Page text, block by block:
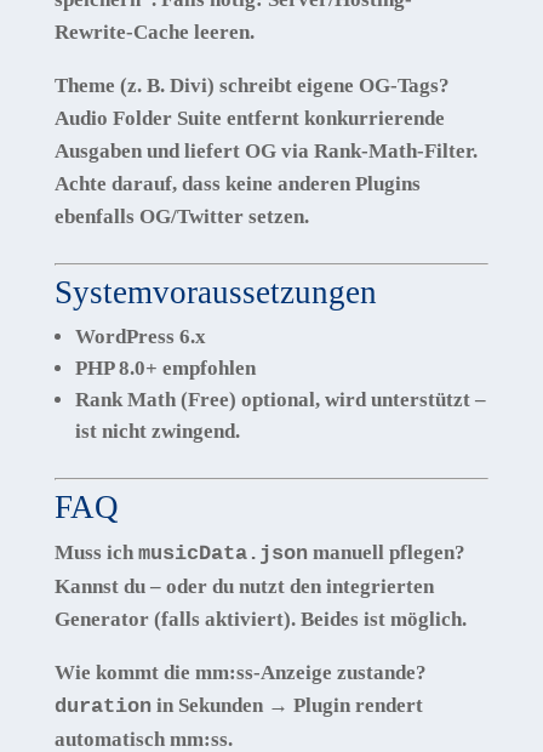
Rewrite-Cache leeren.
Theme (z. B. Divi) schreibt eigene OG-Tags?
Audio Folder Suite entfernt konkurrierende
Ausgaben und liefert OG via Rank-Math-Filter.
Achte darauf, dass keine anderen Plugins
ebenfalls OG/Twitter setzen.
Systemvoraussetzungen
WordPress 6.x
PHP 8.0+ empfohlen
Rank Math (Free) optional, wird unterstützt –
ist nichtzwingend.
FAQ
Muss ich musicData.jsonmanuell pflegen?
Kannst du – oder du nutzt den integrierten
Generator (falls aktiviert). Beides ist möglich.
Wie kommt die mm:ss-Anzeige zustande?
durationin Sekunden → Plugin rendert
automatisch mm:ss.